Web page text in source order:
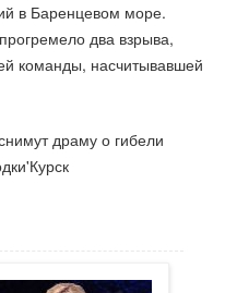
в Баренцевом море.
два взрыва,
команды, насчитывавшей